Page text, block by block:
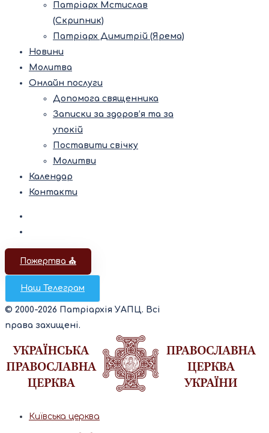
Патріарх Мстислав
(Скрипник)
Патріарх Димитрій (Ярема)
Новини
Молитва
Онлайн послуги
Допомога священника
Записки за здоров’я та за
упокій
Поставити свічку
Молитви
Календар
Контакти
Пожертва ⛪️
Наш Телеграм
© 2000-2026 Патріархія УАПЦ. Всі
права захищені.
Київська церква